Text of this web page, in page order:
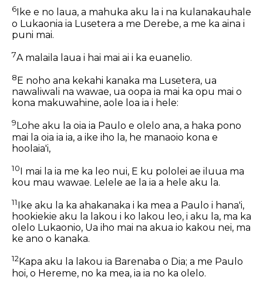
6 Ike e no laua, a mahuka aku la i na kulanakauhale
o Lukaonia ia Lusetera a me Derebe, a me ka aina i
puni mai.
7A malaila laua i hai mai ai i ka euanelio.
8 E noho ana kekahi kanaka ma Lusetera, ua
nawaliwali na wawae, ua oopa ia mai ka opu mai o
kona makuwahine, aole loa ia i hele:
9 Lohe aku la oia ia Paulo e olelo ana, a haka pono
mai la oia ia ia, a ike iho la, he manaoio kona e
hoolaia'i,
10I mai la ia me ka leo nui, E ku pololei ae iluua ma
kou mau wawae. Lelele ae la ia a hele aku la.
11
Ike aku la ka ahakanaka i ka mea a Paulo i hana'i,
hookiekie aku la lakou i ko lakou leo, i aku la, ma ka
olelo Lukaonio, Ua iho mai na akua io kakou nei, ma
ke ano o kanaka.
12Kapa aku la lakou ia Barenaba o Dia; a me Paulo
hoi, o Hereme, no ka mea, ia ia no ka olelo.